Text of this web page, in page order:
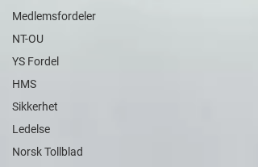
Medlemsfordeler
NT-OU
YS Fordel
HMS
Sikkerhet
Ledelse
Norsk Tollblad